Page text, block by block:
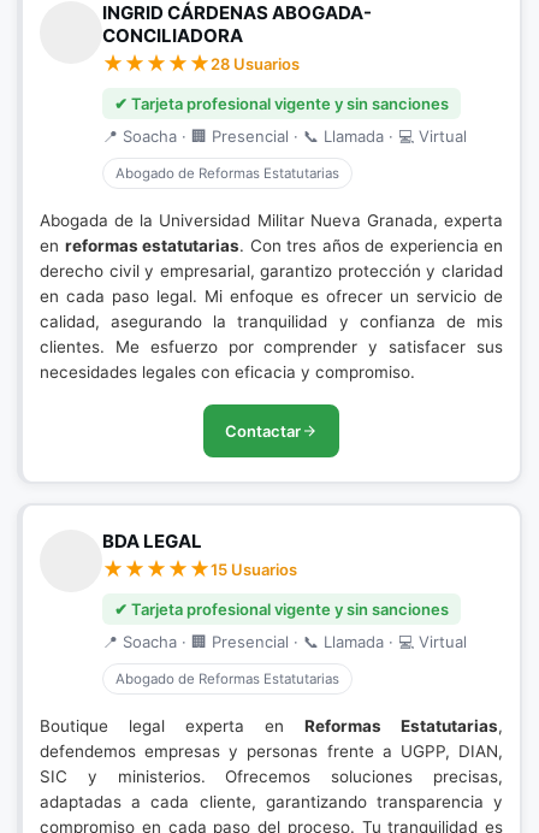
INGRID CÁRDENAS ABOGADA-
CONCILIADORA
28 Usuarios
✔ Tarjeta profesional vigente y sin sanciones
📍 Soacha · 🏢 Presencial · 📞 Llamada · 💻 Virtual
Abogado de Reformas Estatutarias
Abogada de la Universidad Militar Nueva Granada, experta
en reformas estatutarias. Con tres años de experiencia en
derecho civil y empresarial, garantizo protección y claridad
en cada paso legal. Mi enfoque es ofrecer un servicio de
calidad, asegurando la tranquilidad y confianza de mis
clientes. Me esfuerzo por comprender y satisfacer sus
necesidades legales con eficacia y compromiso.
Contactar
BDA LEGAL
15 Usuarios
✔ Tarjeta profesional vigente y sin sanciones
📍 Soacha · 🏢 Presencial · 📞 Llamada · 💻 Virtual
Abogado de Reformas Estatutarias
Boutique legal experta en Reformas Estatutarias,
defendemos empresas y personas frente a UGPP, DIAN,
SIC y ministerios. Ofrecemos soluciones precisas,
adaptadas a cada cliente, garantizando transparencia y
compromiso en cada paso del proceso. Tu tranquilidad es